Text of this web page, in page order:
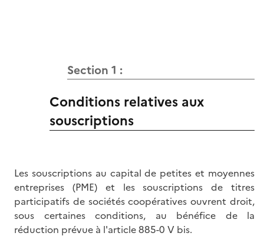
Section 1 :
Conditions relatives aux
souscriptions
Les souscriptions au capital de petites et moyennes
entreprises (PME) et les souscriptions de titres
participatifs de sociétés coopératives ouvrent droit,
sous certaines conditions, au bénéfice de la
réduction prévue à l'article 885-0 V bis.